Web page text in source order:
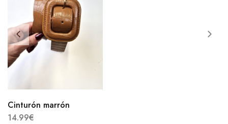
Cinturón marrón
14.99€